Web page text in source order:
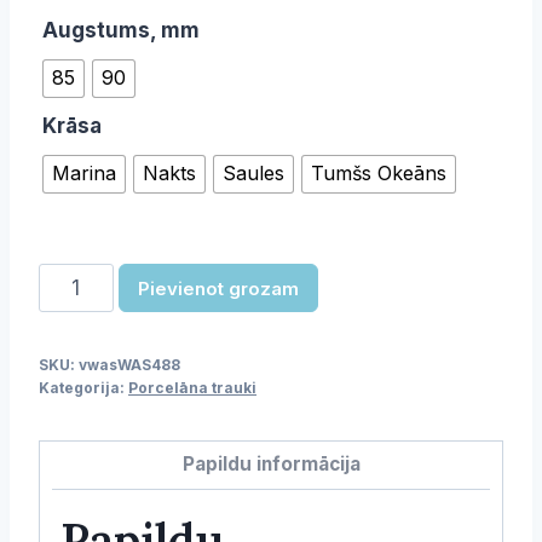
Augstums, mm
85
90
Krāsa
Marina
Nakts Saules Tumšs Okeāns
Krūze
un
daudzums
Pievienot grozam
SKU: vwasWAS488
Kategorija: Porcelāna trauki
Papildu informācija